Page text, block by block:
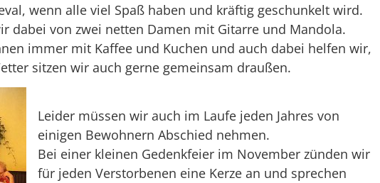
wenn alle viel Spaß haben und kräftig geschunkelt wird.
dabei von zwei netten Damen mit Gitarre und Mandola.
immer mit Kaffee und Kuchen und auch dabei helfen wir,
sitzen wir auch gerne gemeinsam draußen.
Leider müssen wir auch im Laufe jeden Jahres von
einigen Bewohnern Abschied nehmen.
Bei einer kleinen Gedenkfeier im November zünden wir
für jeden Verstorbenen eine Kerze an und sprechen